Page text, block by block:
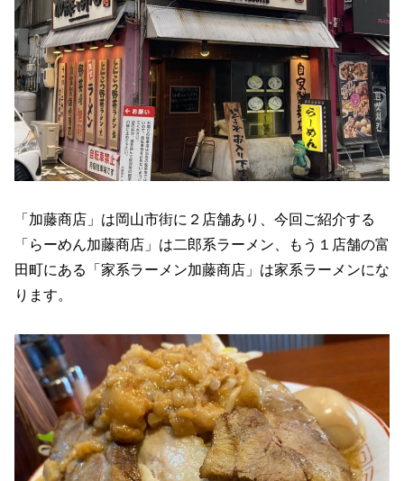
「加藤商店」は岡山市街に２店舗あり、今回ご紹介する
「らーめん加藤商店」は二郎系ラーメン、もう１店舗の富
田町にある「家系ラーメン加藤商店」は家系ラーメンにな
ります。